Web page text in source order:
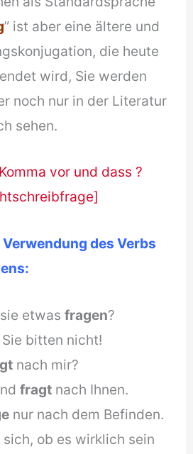
” ist aber eine ältere und
die heute
wird, Sie werden
noch nur in der Literatur
sehen.
vor und dass ?
des Verbs
etwas fragen?
Sie bitten nicht!
nach mir?
fragtnach Ihnen.
nur nach dem Befinden.
sich, ob es wirklich sein